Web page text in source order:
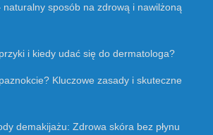
naturalny sposób na zdrową i nawilżoną
i kiedy udać się do dermatologa?
Kluczowe zasady i skuteczne
demakijażu: Zdrowa skóra bez płynu